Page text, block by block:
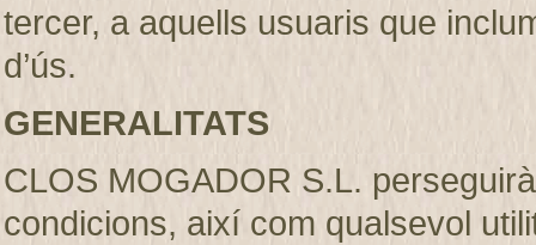
tercer, a aquells usuaris que
d’ús.
GENERALITATS
CLOS MOGADOR S.L.
condicions, així com qualsevol